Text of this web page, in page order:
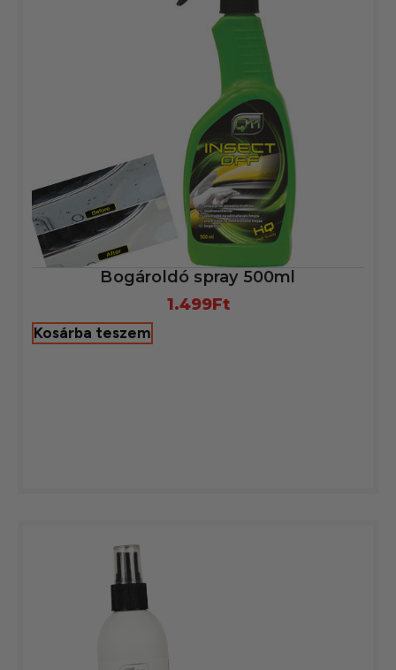
Bogároldó spray 500ml
1.499Ft
Kosárba teszem